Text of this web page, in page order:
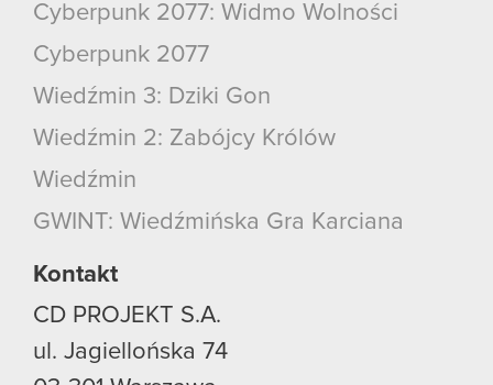
Cyberpunk 2077: Widmo Wolności
Cyberpunk 2077
Wiedźmin 3: Dziki Gon
Wiedźmin 2: Zabójcy Królów
Wiedźmin
GWINT: Wiedźmińska Gra Karciana
Kontakt
CD PROJEKT S.A.
ul. Jagiellońska 74